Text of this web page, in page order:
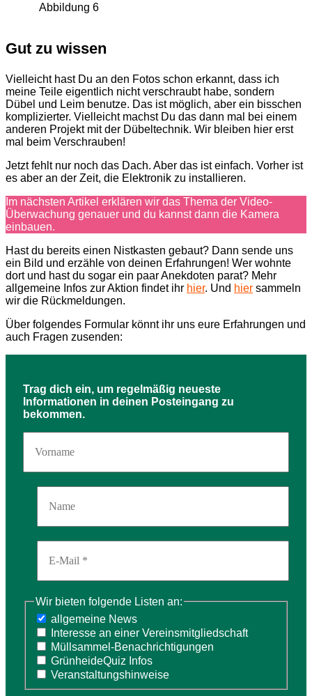
Abbildung 6
Gut zu wissen
Vielleicht hast Du an den Fotos schon erkannt, dass ich
meine Teile eigentlich nicht verschraubt habe, sondern
Dübel und Leim benutze. Das ist möglich, aber ein bisschen
komplizierter. Vielleicht machst Du das dann mal bei einem
anderen Projekt mit der Dübeltechnik. Wir bleiben hier erst
mal beim Verschrauben!
Jetzt fehlt nur noch das Dach. Aber das ist einfach. Vorher ist
es aber an der Zeit, die Elektronik zu installieren.
Im nächsten Artikel erklären wir das Thema der Video-
Überwachung genauer und du kannst dann die Kamera
einbauen.
Hast du bereits einen Nistkasten gebaut? Dann sende uns
ein Bild und erzähle von deinen Erfahrungen! Wer wohnte
dort und hast du sogar ein paar Anekdoten parat? Mehr
allgemeine Infos zur Aktion findet ihr hier. Und hier sammeln
wir die Rückmeldungen.
Über folgendes Formular könnt ihr uns eure Erfahrungen und
auch Fragen zusenden:
Trag dich ein, um regelmäßig neueste
Informationen in deinen Posteingang zu
bekommen.
Wir bieten folgende Listen an:
allgemeine News
Interesse an einer Vereinsmitgliedschaft
Müllsammel-Benachrichtigungen
GrünheideQuiz Infos
Veranstaltungshinweise